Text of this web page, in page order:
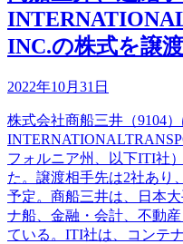
INC.の株式を譲渡
2022年10月31日
株式会社商船三井（9104
フォルニア州、以下ITI社
た。譲渡相手先は2社あり
予定。商船三井は、日本
ナ船、金融・会計、不動
ている。ITI社は、コンテ